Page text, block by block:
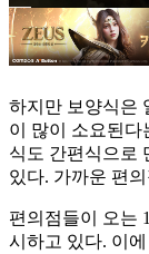
하지만 보양식은
이 많이 소요된다
식도 간편식으로
있다. 가까운 편
편의점들이 오는
시하고 있다. 이